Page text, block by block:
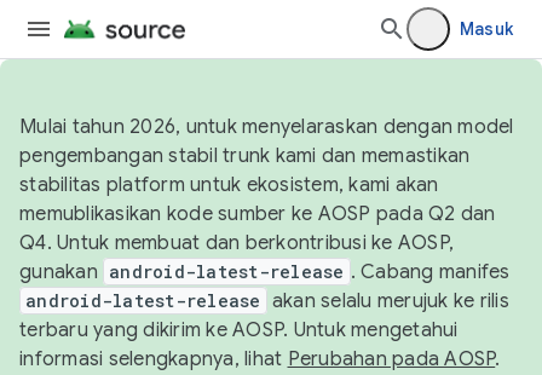
Masuk
Mulai tahun 2026, untuk menyelaraskan dengan model
pengembangan stabil trunk kami dan memastikan
stabilitas platform untuk ekosistem, kami akan
memublikasikan kode sumber ke AOSP pada Q2 dan
Q4. Untuk membuat dan berkontribusi ke AOSP,
gunakan android-latest-release . Cabang manifes
android-latest-release akan selalu merujuk ke rilis
terbaru yang dikirim ke AOSP. Untuk mengetahui
informasi selengkapnya, lihat Perubahan pada AOSP.